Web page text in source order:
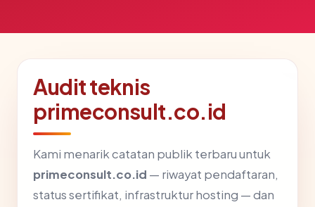
Audit teknis
primeconsult.co.id
Kami menarik catatan publik terbaru untuk
primeconsult.co.id — riwayat pendaftaran,
status sertifikat, infrastruktur hosting — dan